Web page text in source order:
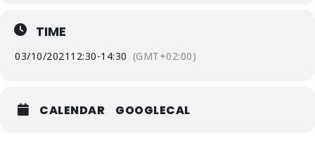
TIME
03/10/2021 12:30-14:30 (GMT+02:00)
CALENDAR GOOGLECAL